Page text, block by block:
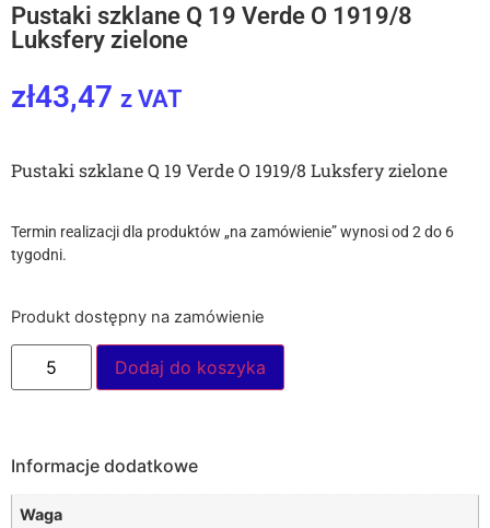
Pustaki szklane Q 19 Verde O 1919/8
Luksfery zielone
zł43,47 z VAT
Pustaki szklane Q 19 Verde O 1919/8 Luksfery zielone
Termin realizacji dla produktów „na zamówienie” wynosi od 2 do 6
tygodni.
Produkt dostępny na zamówienie
Dodaj do koszyka
Informacje dodatkowe
Waga